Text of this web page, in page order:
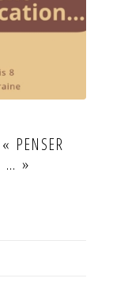
PENSER
… »